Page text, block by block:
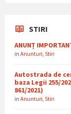
STIRI
ANUNȚ
in Anunturi Stiri
Autostrada de
baza Legii 255/
861/2021)
in Anunturi Stiri